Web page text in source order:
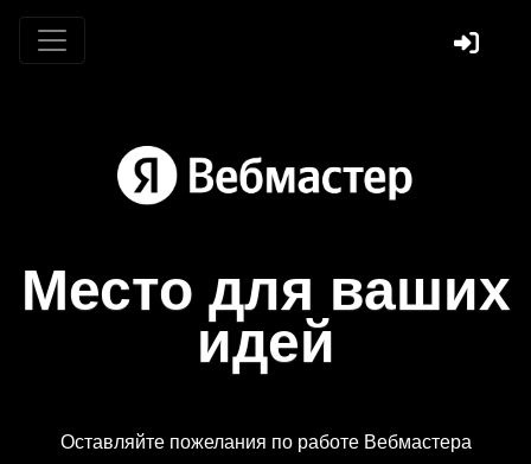
Место для ваших
идей
Оставляйте пожелания по работе Вебмастера